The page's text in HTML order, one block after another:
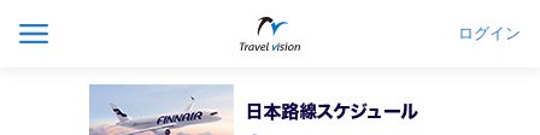
ログイン